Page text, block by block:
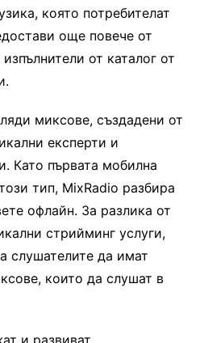
която потребителат
още повече от
от каталог от
миксове, създадени от
експерти и
Като първата мобилна
тип, MixRadio разбира
офлайн. За разлика от
стрийминг услуги,
слушателите да имат
които да слушат в
и развиват